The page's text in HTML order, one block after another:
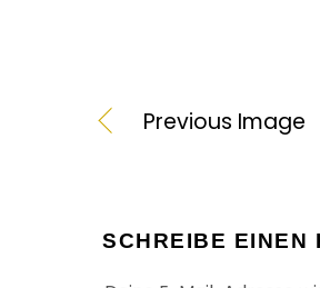
Previous Image
SCHREIBE EINEN